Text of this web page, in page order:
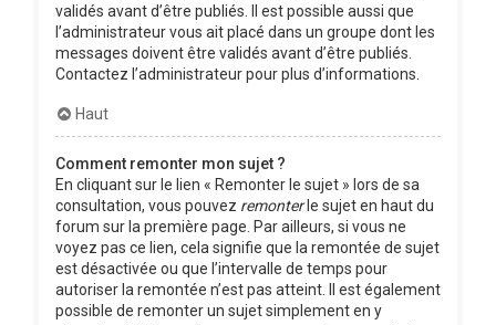
validés avant d’être publiés. Il est possible aussi que
l’administrateur vous ait placé dans un groupe dont les
messages doivent être validés avant d’être publiés.
Contactez l’administrateur pour plus d’informations.
Haut
Comment remonter mon sujet ?
En cliquant sur le lien « Remonter le sujet » lors de sa
consultation, vous pouvez remonterle sujet en haut du
forum sur la première page. Par ailleurs, si vous ne
voyez pas ce lien, cela signifie que la remontée de sujet
est désactivée ou que l’intervalle de temps pour
autoriser la remontée n’est pas atteint. Il est également
possible de remonter un sujet simplement en y